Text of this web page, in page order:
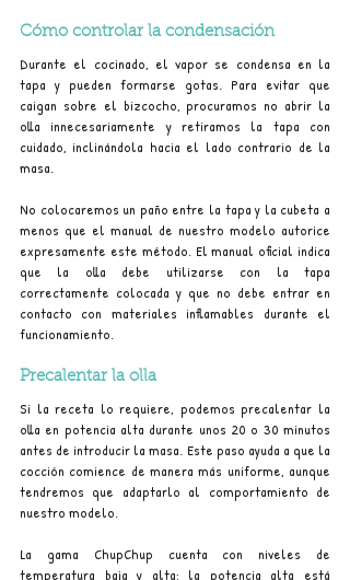
Cómo controlar la condensación
Durante el cocinado, el vapor se condensa en la
tapa y pueden formarse gotas. Para evitar que
caigan sobre el bizcocho, procuramos no abrir la
olla innecesariamente y retiramos la tapa con
cuidado, inclinándola hacia el lado contrario de la
masa.
No colocaremos un paño entre la tapa y la cubeta a
menos que el manual de nuestro modelo autorice
expresamente este método. El manual oficial indica
que la olla debe utilizarse con la tapa
correctamente colocada y que no debe entrar en
contacto con materiales inflamables durante el
funcionamiento.
Precalentar la olla
Si la receta lo requiere, podemos precalentar la
olla en potencia alta durante unos 20 o 30 minutos
antes de introducir la masa. Este paso ayuda a que la
cocción comience de manera más uniforme, aunque
tendremos que adaptarlo al comportamiento de
nuestro modelo.
La gama ChupChup cuenta con niveles de
temperatura baja y alta; la potencia alta está